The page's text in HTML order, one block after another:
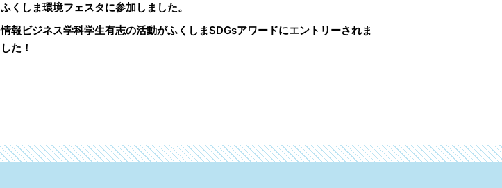
ふくしま環境フェスタに参加しました。
情報ビジネス学科学生有志の活動がふくしまSDGsアワードにエントリーされま
した！